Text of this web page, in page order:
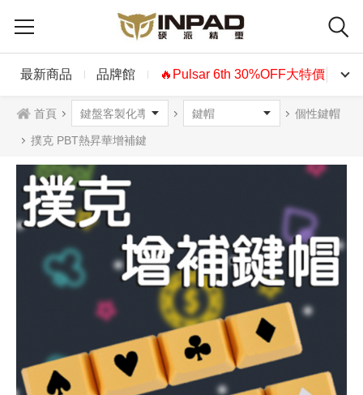
最新商品 品牌館 🔥Pulsar 6th 30%OFF大特價🔥
首頁 個性鍵帽
撲克 PBT熱昇華增補鍵